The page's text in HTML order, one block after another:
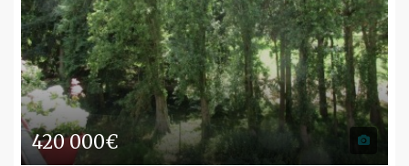
420 000€